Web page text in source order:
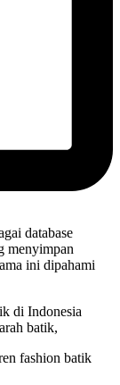
database
menyimpan
ini dipahami
di Indonesia
batik,
fashion batik